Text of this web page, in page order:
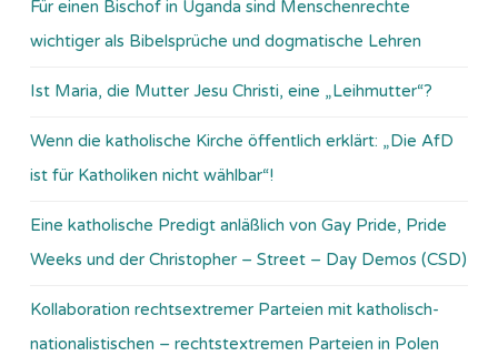
Für einen Bischof in Uganda sind Menschenrechte
wichtiger als Bibelsprüche und dogmatische Lehren
Ist Maria, die Mutter Jesu Christi, eine „Leihmutter“?
Wenn die katholische Kirche öffentlich erklärt: „Die AfD
ist für Katholiken nicht wählbar“!
Eine katholische Predigt anläßlich von Gay Pride, Pride
Weeks und der Christopher – Street – Day Demos (CSD)
Kollaboration rechtsextremer Parteien mit katholisch-
nationalistischen – rechtstextremen Parteien in Polen